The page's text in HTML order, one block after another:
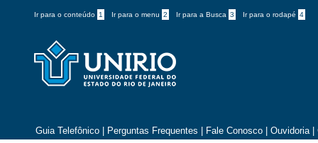
Ir para o conteúdo 1 Ir para o menu 2 Ir para a Busca 3 Ir para o rodapé 4
Guia Telefônico Perguntas Frequentes Fale Conosco Ouvidoria